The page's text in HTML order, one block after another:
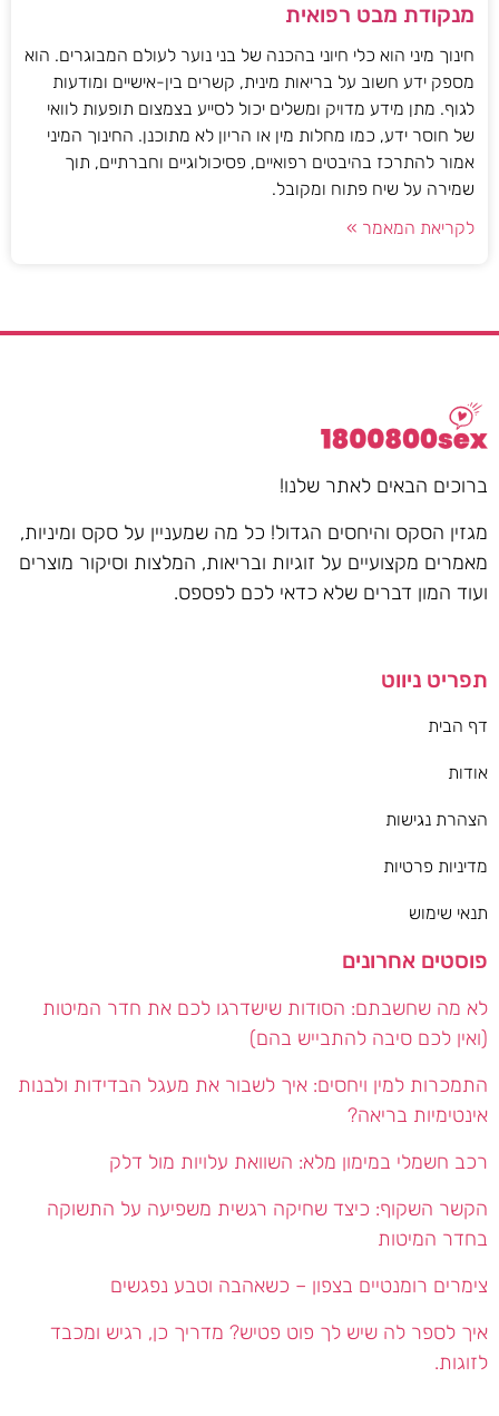
מנקודת מבט רפואית
חינוך מיני הוא כלי חיוני בהכנה של בני נוער לעולם המבוגרים. הוא
מספק ידע חשוב על בריאות מינית, קשרים בין-אישיים ומודעות
לגוף. מתן מידע מדויק ומשלים יכול לסייע בצמצום תופעות לוואי
של חוסר ידע, כמו מחלות מין או הריון לא מתוכנן. החינוך המיני
אמור להתרכז בהיבטים רפואיים, פסיכולוגיים וחברתיים, תוך
שמירה על שיח פתוח ומקובל.
לקריאת המאמר »
ברוכים הבאים לאתר שלנו!
מגזין הסקס והיחסים הגדול! כל מה שמעניין על סקס ומיניות,
מאמרים מקצועיים על זוגיות ובריאות, המלצות וסיקור מוצרים
ועוד המון דברים שלא כדאי לכם לפספס.
תפריט ניווט
דף הבית
אודות
הצהרת נגישות
מדיניות פרטיות
תנאי שימוש
פוסטים אחרונים
לא מה שחשבתם: הסודות שישדרגו לכם את חדר המיטות
(ואין לכם סיבה להתבייש בהם)
התמכרות למין ויחסים: איך לשבור את מעגל הבדידות ולבנות
אינטימיות בריאה?
רכב חשמלי במימון מלא: השוואת עלויות מול דלק
הקשר השקוף: כיצד שחיקה רגשית משפיעה על התשוקה
בחדר המיטות
צימרים רומנטיים בצפון – כשאהבה וטבע נפגשים
איך לספר לה שיש לך פוט פטיש? מדריך כן, רגיש ומכבד
לזוגות.